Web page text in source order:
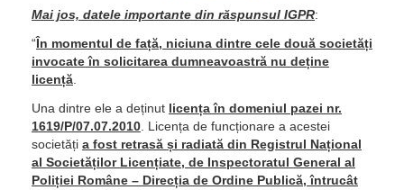
Mai jos, datele importante din răspunsul IGPR:
“În momentul de față, niciuna dintre cele două societăți
invocate în solicitarea dumneavoastră nu deține
licență.
Una dintre ele a deținut licența în domeniul pazei nr.
1619/P/07.07.2010 . Licența de funcționare a acestei
societăți a fost retrasă și radiată din Registrul Național
al Societăților Licențiate, de Inspectoratul General al
Poliției Române – Direcția de Ordine Publică, întrucât